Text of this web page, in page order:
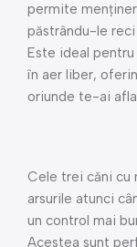
permite
păstrându-le
Este ideal
în aer liber,
oriunde te-ai
Cele trei căni cu
arsurile atunci
un control mai
Acestea sunt